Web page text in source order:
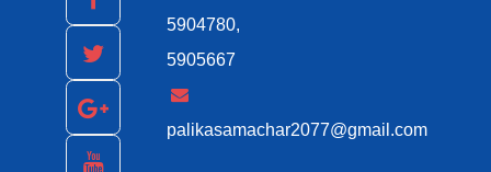
5904780,
5905667
palikasamachar2077@gmail.com